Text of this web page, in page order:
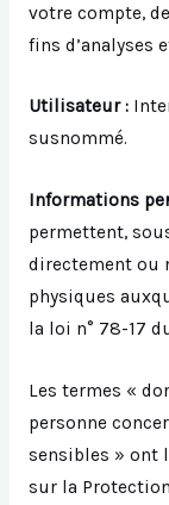
votre compte,
fins d’analyses
Utilisateur :
susnommé.
Informations
permettent,
directement ou
physiques
la loi n° 78-17
Les termes «
personne
sensibles » ont
sur la Protection